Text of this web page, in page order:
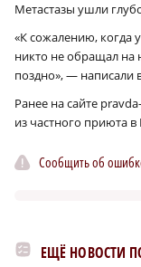
Метастазы ушли
«К сожалению, когда
никто не обращал
поздно», — написали
Ранее на сайте
из частного приюта в
Сообщить об
ЕЩЁ НОВОСТИ